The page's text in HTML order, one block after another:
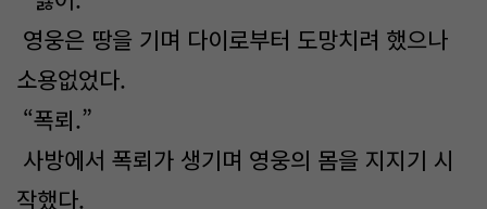
영웅은 땅을 기며 다이로부터 도망치려 했으나
소용없었다.
“폭뢰.”
사방에서 폭뢰가 생기며 영웅의 몸을 지지기 시
작했다.